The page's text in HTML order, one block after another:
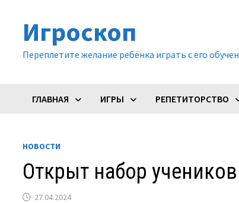
содержимому
Игроскоп
Переплетите желание ребёнка играть с его
ГЛАВНАЯ ИГРЫ РЕПЕТИТОРСТВО
НОВОСТИ
Открыт набор
27.04.2024